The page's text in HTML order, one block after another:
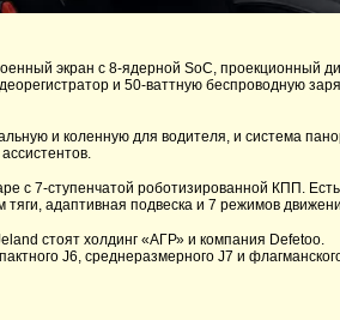
экран с 8-ядерной SoC, проекционный
и 50-ваттную беспроводную
и коленную для водителя, и система
с 7-ступенчатой роботизированной КПП. Есть
адаптивная подвеска и 7 режимов
стоят холдинг «АГР» и компания Defetoo.
J6, среднеразмерного J7 и